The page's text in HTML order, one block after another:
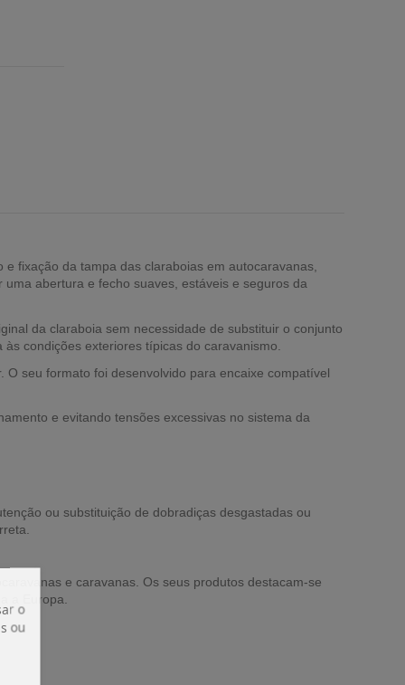
fixação da tampa das claraboias em autocaravanas,
abertura e fecho suaves, estáveis e seguros da
da claraboia sem necessidade de substituir o conjunto
condições exteriores típicas do caravanismo.
seu formato foi desenvolvido para encaixe compatível
e evitando tensões excessivas no sistema da
ou substituição de dobradiças desgastadas ou
e caravanas. Os seus produtos destacam-se
a Europa.
o
ou